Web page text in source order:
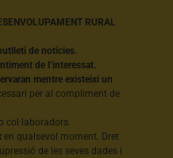
RURAL
de notícies.
de l’interessat.
mentre existeixi un
per al compliment de
col·laboradors.
en qualsevol moment. Dret
de les seves dades i